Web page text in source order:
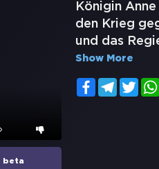
beta
Königin
den Krieg
und das
Show More
FacebookTelegram